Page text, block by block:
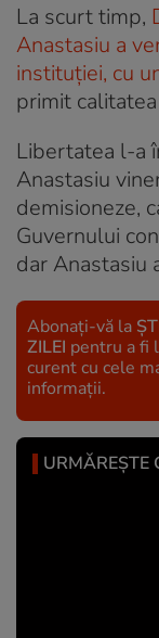
La scurt timp,
Anastasiu a
instituției, cu
primit
Libertatea l-a
Anastasiu
demisioneze,
Guvernului
dar Anastasiu
Abonați-vă la
ZILEI pentru a fi
curent cu cele
informații.
URMĂREȘTE